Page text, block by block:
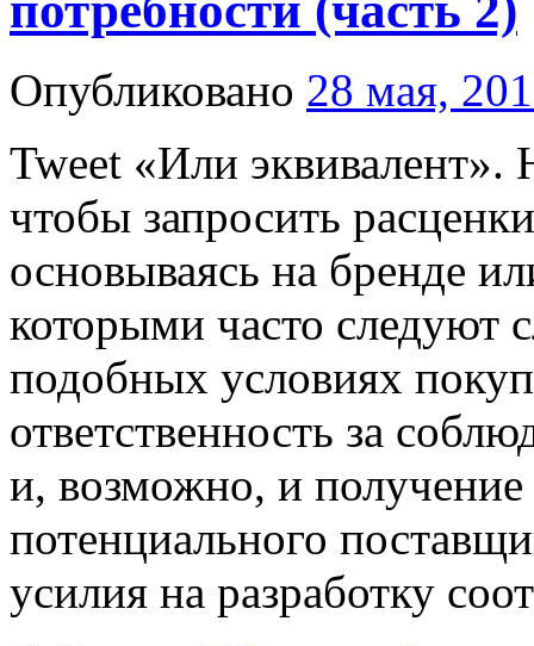
Опубликовано 28 мая,
Tweet «Или эквивалент».
чтобы запросить
основываясь на бренде
которыми часто следуют
подобных условиях
ответственность за
и, возможно, и получение
потенциального
усилия на разработку